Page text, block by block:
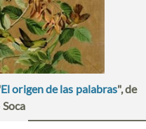
El origen de las palabras", de